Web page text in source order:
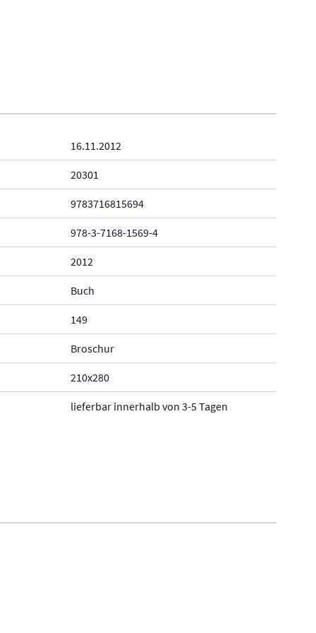
16.11.2012
20301
9783716815694
978-3-7168-1569-4
2012
Buch
149
Broschur
210x280
lieferbar innerhalb von 3-5 Tagen